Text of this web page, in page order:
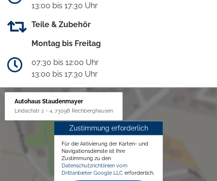
13:00 bis 17:30 Uhr
Teile & Zubehör
Montag bis Freitag
07:30 bis 12:00 Uhr
13:00 bis 17:30 Uhr
Autohaus Staudenmayer
Lindachstr 2 - 4, 73098 Rechberghausen
Zustimmung erforderlich
Für die Aktivierung der Karten- und
Navigationsdienste ist Ihre
Zustimmung zu den
Datenschutzrichtlinien vom
Drittanbieter Google LLC erforderlich.